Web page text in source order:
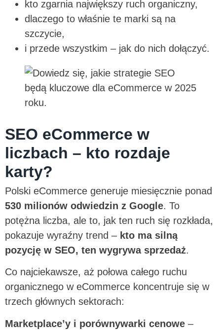
kto zgarnia największy ruch organiczny,
dlaczego to właśnie te marki są na
szczycie,
i przede wszystkim – jak do nich dołączyć.
SEO eCommerce w
liczbach – kto rozdaje
karty?
Polski eCommerce generuje miesięcznie ponad
530 milionów odwiedzin z Google. To
potężna liczba, ale to, jak ten ruch się rozkłada,
pokazuje wyraźny trend – kto ma silną
pozycję w SEO, ten wygrywa sprzedaż.
Co najciekawsze, aż połowa całego ruchu
organicznego w eCommerce koncentruje się w
trzech głównych sektorach:
Marketplace’y i porównywarki cenowe –